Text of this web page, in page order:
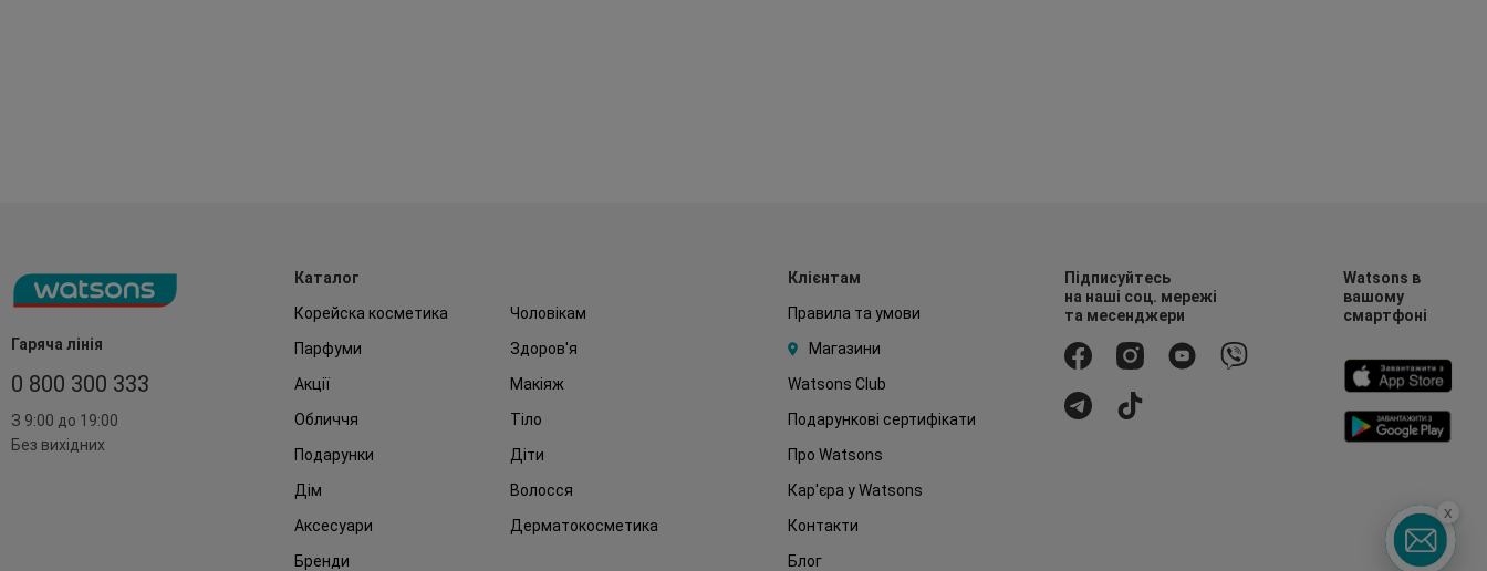
Гаряча лінія
0 800 300 333
З 9:00 до 19:00
Без вихідних
Каталог
Корейска косметика
Чоловікам
Парфуми
Здоров'я
Акції
Макіяж
Обличчя
Тіло
Подарунки
Діти
Дім
Волосся
Аксесуари
Дерматокосметика
Бренди
Клієнтам
Правила та умови
Магазини
Watsons Club
Подарункові сертифікати
Про Watsons
Кар'єра у Watsons
Контакти
Блог
Підписуйтесь
на наші соц. мережі
та месенджери
Watsons в
вашому
смартфоні
x